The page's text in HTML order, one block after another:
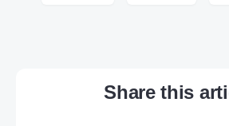
Share this